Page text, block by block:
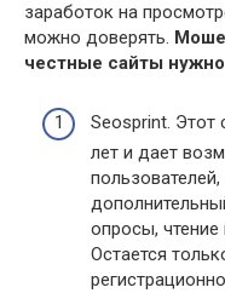
заработок на
можно доверять.
честные сайты
Seosprint. Этот
лет и дает
опросы,
Остается